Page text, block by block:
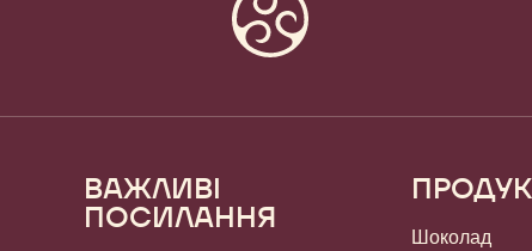
Footer
Callebaut
ВАЖЛИВІ
ПОСИЛАННЯ
Шоколад